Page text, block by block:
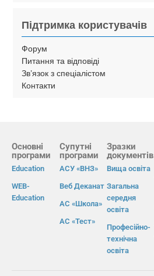
Підтримка користувачів
Форум
Питання та відповіді
Зв’язок з спеціалістом
Контакти
Основні
програми
Education
WEB-
Education
Супутні
програми
АСУ «ВНЗ»
Веб Деканат
АС «Школа»
АС «Тест»
Зразки
документів
Вища освіта
Загальна
середня
освіта
Професійно-
технічна
освіта